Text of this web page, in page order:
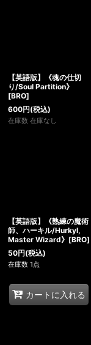
【英語版】《魂の仕切
り/Soul Partition》
[BRO]
600円(税込)
在庫数 在庫なし
【英語版】《熟練の魔術
師、ハーキル/Hurkyl,
Master Wizard》[BRO]
50円(税込)
在庫数 1点
カートに入れる